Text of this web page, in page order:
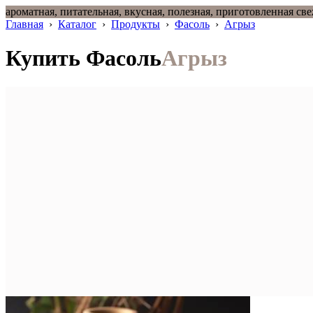
ароматная, питательная, вкусная, полезная, приготовленная
Главная › Каталог › Продукты › Фасоль › Агрыз
Купить ФасольАгрыз